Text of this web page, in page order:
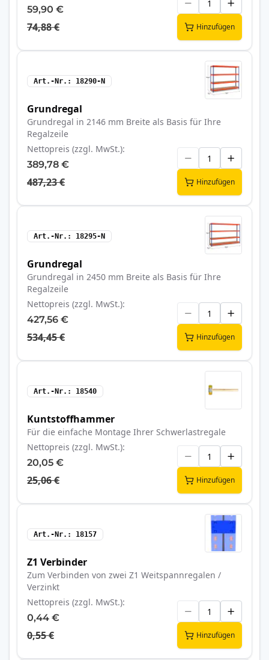
59,90 €
74,88 € Hinzufügen
Art.-Nr. 18290-N
Grundregal
Grundregal in 2146 mm Breite als Basis für Ihre
Regalzeile
Nettopreis (zzgl. MwSt.)
389,78 €
487,23 € Hinzufügen
Art.-Nr. 18295-N
Grundregal
Grundregal in 2450 mm Breite als Basis für Ihre
Regalzeile
Nettopreis (zzgl. MwSt.)
427,56 €
534,45 € Hinzufügen
Art.-Nr. 18540
Kuntstoffhammer
Für die einfache Montage Ihrer Schwerlastregale
Nettopreis (zzgl. MwSt.)
20,05 €
25,06 € Hinzufügen
Art.-Nr. 18157
Z1 Verbinder
Zum Verbinden von zwei Z1 Weitspannregalen /
Verzinkt
Nettopreis (zzgl. MwSt.)
0,44 €
0,55 € Hinzufügen